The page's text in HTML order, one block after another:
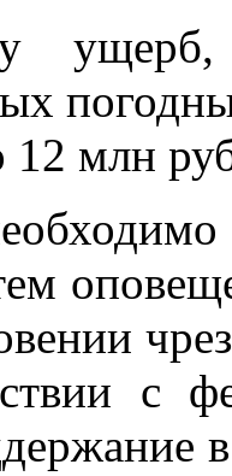
ущерб,
12 млн
с